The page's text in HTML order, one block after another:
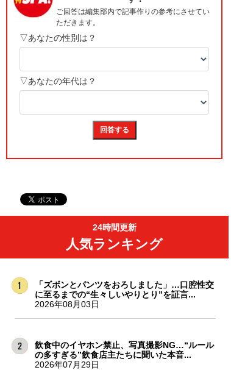
24時間更新
人気ランキング
「ズボンとパンツをおろしました」…口腔性交
に至るまでの“生々しいやりとり”を証言...
2026年08月03日
飲食中のイヤホン禁止、写真撮影NG…“ルール
の多すぎる”飲食店主たちに聞いた本音...
2026年07月29日